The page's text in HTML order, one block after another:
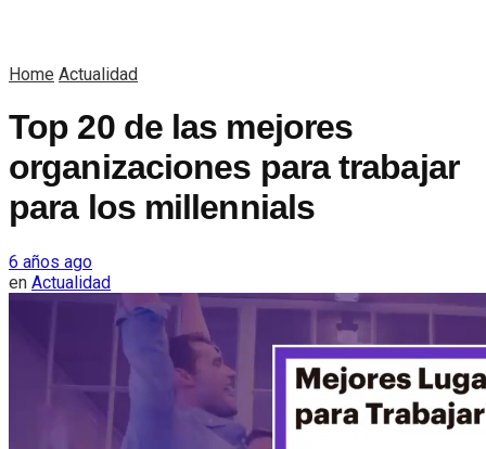
Home Actualidad
Top 20 de las mejores
organizaciones para trabajar
para los millennials
6 años ago
en Actualidad